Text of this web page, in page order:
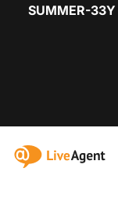
SUMMER-33Y
:site.title